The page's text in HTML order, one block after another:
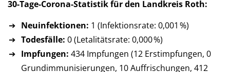
30-Tage-Corona-Statistik für den Landkreis Roth:
Neuinfektionen: 1 (Infektionsrate: 0,001 %)
Todesfälle: 0 (Letalitätsrate: 0,000 %)
Impfungen: 434 Impfungen (12 Erst­imp­fun­gen, 0
Grund­im­mu­ni­sie­run­gen, 10 Auf­fri­schun­gen, 412